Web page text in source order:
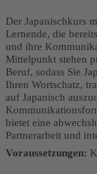
Der Japanischkurs
Lernende, die
und ihre
Mittelpunkt stehen
Beruf, sodass Sie
Ihren Wortschatz,
auf Japanisch
bietet eine
Partnerarbeit und
Voraussetzungen: